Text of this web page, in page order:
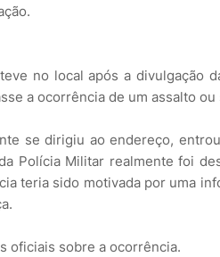
no local após a divulgação
a ocorrência de um assalto
se dirigiu ao endereço,
Polícia Militar realmente foi
teria sido motivada por uma
oficiais sobre a ocorrência.